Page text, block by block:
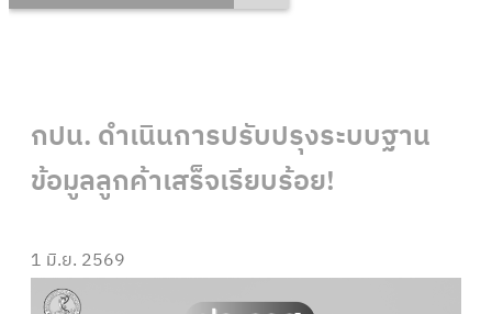
กปน. ดำเนินการปรับปรุงระบบฐาน
ข้อมูลลูกค้าเสร็จเรียบร้อย!
1 มิ.ย. 2569